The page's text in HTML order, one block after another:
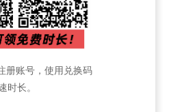
册账号，使用兑换码
时长。